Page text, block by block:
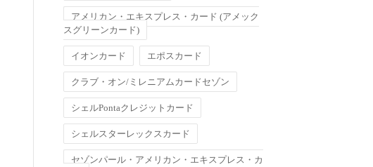
アメリカン・エキスプレス・カード (アメック
スグリーンカード)
イオンカード エポスカード
クラブ・オン/ミレニアムカードセゾン
シェルPontaクレジットカード
シェルスターレックスカード
セゾンパール・アメリカン・エキスプレス・カ